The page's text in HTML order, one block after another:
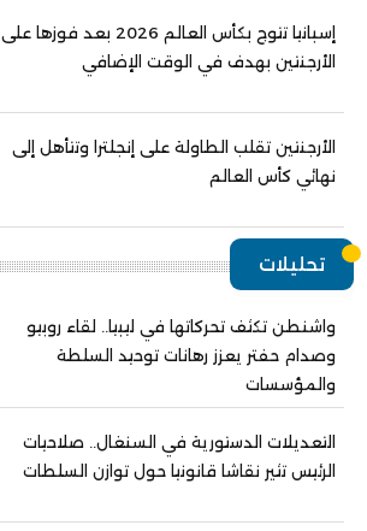
إسبانيا تتوج بكأس العالم 2026 بعد فوزها على
الأرجنتين بهدف في الوقت الإضافي
الأرجنتين تقلب الطاولة على إنجلترا وتتأهل إلى
نهائي كأس العالم
تحليلات
واشنطن تكثف تحركاتها في ليبيا.. لقاء روبيو
وصدام حفتر يعزز رهانات توحيد السلطة
والمؤسسات
التعديلات الدستورية في السنغال.. صلاحيات
الرئيس تثير نقاشا قانونيا حول توازن السلطات